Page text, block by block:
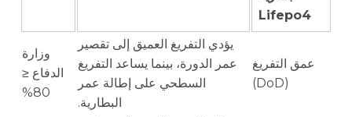
Lifepo4
عمق التفريغ
(DoD)
يؤدي التفريغ العميق إلى تقصير
عمر الدورة، بينما يساعد التفريغ
السطحي على إطالة عمر
البطارية.
وزارة
الدفاع ≤
80%